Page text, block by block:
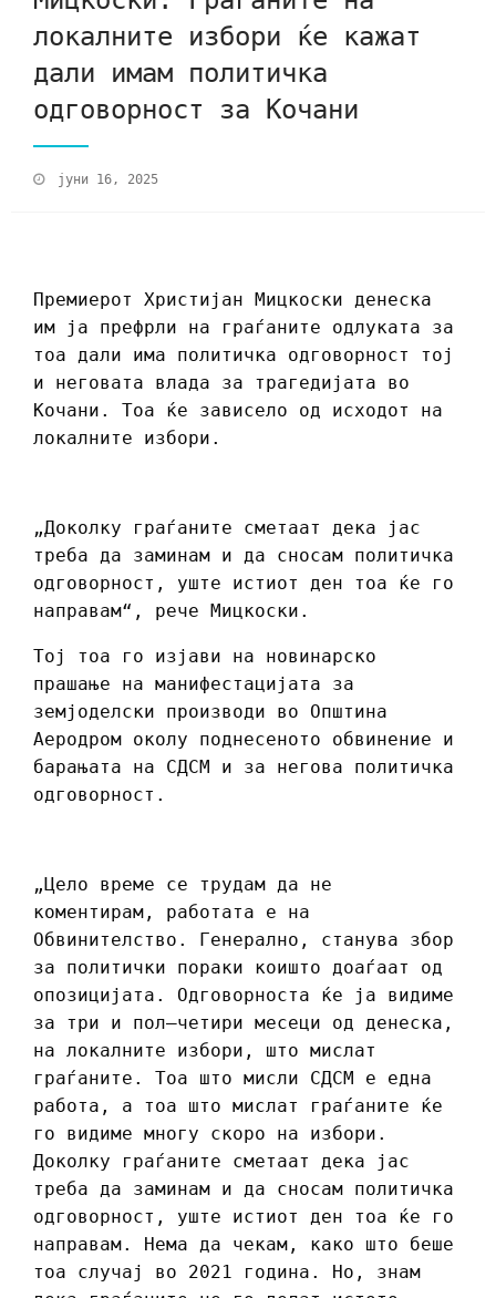
локалните избори ќе кажат
дали имам политичка
одговорност за Кочани
јуни 16, 2025
Премиерот Христијан Мицкоски денеска
им ја префрли на граѓаните одлуката за
тоа дали има политичка одговорност тој
и неговата влада за трагедијата во
Кочани. Тоа ќе зависело од исходот на
локалните избори.
„Доколку граѓаните сметаат дека јас
треба да заминам и да сносам политичка
одговорност, уште истиот ден тоа ќе го
направам“, рече Мицкоски.
Тој тоа го изјави на новинарско
прашање на манифестацијата за
земјоделски производи во Општина
Аеродром околу поднесеното обвинение и
барањата на СДСМ и за негова политичка
одговорност.
„Цело време се трудам да не
коментирам, работата е на
Обвинителство. Генерално, станува збор
за политички пораки коишто доаѓаат од
опозицијата. Одговорноста ќе ја видиме
за три и пол–четири месеци од денеска,
на локалните избори, што мислат
граѓаните. Тоа што мисли СДСМ е една
работа, а тоа што мислат граѓаните ќе
го видиме многу скоро на избори.
Доколку граѓаните сметаат дека јас
треба да заминам и да сносам политичка
одговорност, уште истиот ден тоа ќе го
направам. Нема да чекам, како што беше
тоа случај во 2021 година. Но, знам